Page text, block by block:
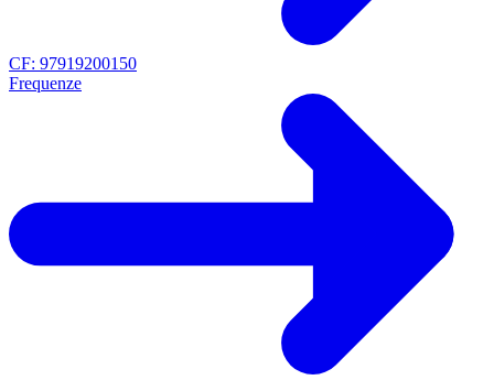
CF: 97919200150
Frequenze